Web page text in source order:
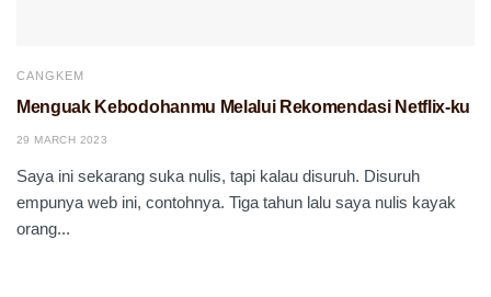
CANGKEM
Menguak Kebodohanmu Melalui Rekomendasi Netflix-ku
29 MARCH 2023
Saya ini sekarang suka nulis, tapi kalau disuruh. Disuruh
empunya web ini, contohnya. Tiga tahun lalu saya nulis kayak
orang...